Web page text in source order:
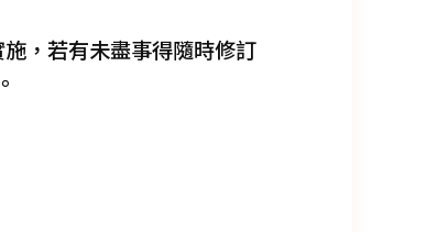
，若有未盡事得隨時修訂